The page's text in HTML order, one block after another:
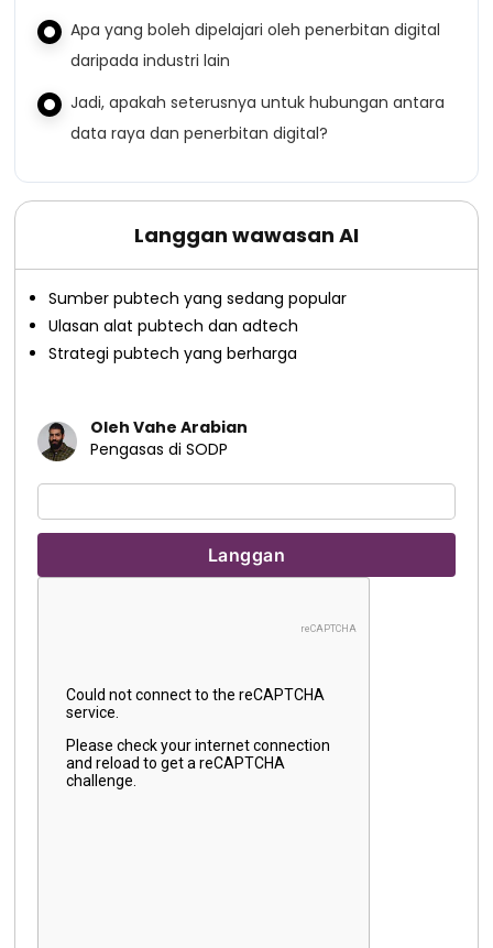
Apa yang boleh dipelajari oleh penerbitan digital
daripada industri lain
Jadi, apakah seterusnya untuk hubungan antara
data raya dan penerbitan digital?
Langgan wawasan AI
Sumber pubtech yang sedang popular
Ulasan alat pubtech dan adtech
Strategi pubtech yang berharga
Oleh Vahe Arabian
Pengasas di SODP